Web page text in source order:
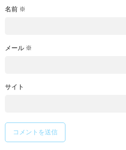
名前 ※
メール ※
サイト